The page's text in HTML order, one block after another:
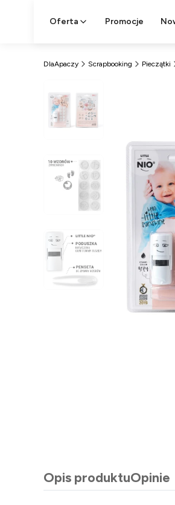
Oferta Promocje
DlaApaczy Scrapbooking Pieczątki
Opis produktuOpinie